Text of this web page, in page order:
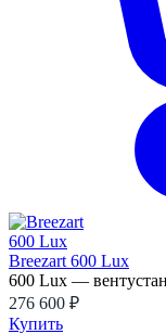
Breezart 600 Lux
600 Lux —
276 600 ₽
Купить